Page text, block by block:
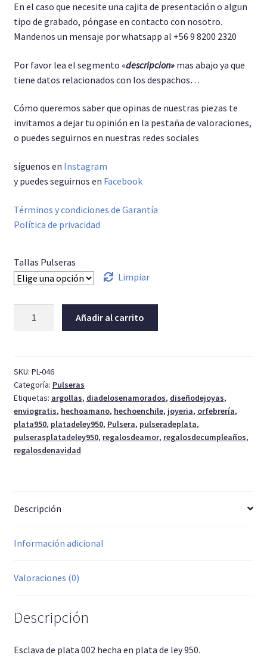
En el caso que necesite una cajita de presentación o algun
tipo de grabado, póngase en contacto con nosotro.
Mandenos un mensaje por whatsapp al +56 9 8200 2320
Por favor lea el segmento «descripcion»mas abajo ya que
tiene datos relacionados con los despachos…
Cómo queremos saber que opinas de nuestras piezas te
invitamos a dejar tu opinión en la pestaña de valoraciones,
o puedes seguirnos en nuestras redes sociales
síguenos en Instagram
y puedes seguirnos en Facebook
Términos y condiciones de Garantía
Política de privacidad
Tallas Pulseras
Limpiar
cantidad
Añadir al carrito
SKU: PL-046
Categoría: Pulseras
Etiquetas: argollas, diadelosenamorados, diseñodejoyas,
enviogratis, hechoamano, hechoenchile, joyeria, orfebrería,
plata950, platadeley950, Pulsera, pulseradeplata,
pulserasplatadeley950, regalosdeamor, regalosdecumpleaños,
regalosdenavidad
Descripción
Información adicional
Valoraciones (0)
Descripción
Esclava de plata 002 hecha en plata de ley 950.